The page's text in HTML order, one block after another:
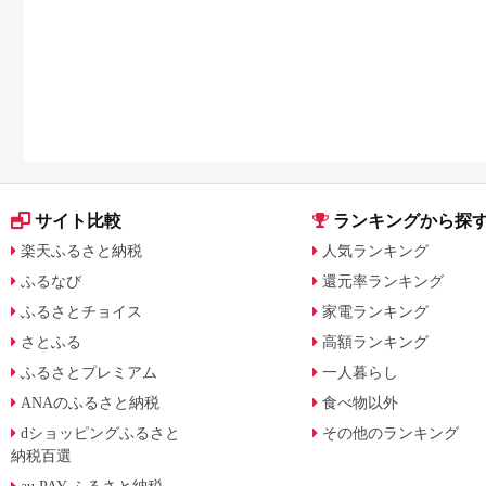
サイト比較
楽天ふるさと納税
ふるなび
ふるさとチョイス
さとふる
ふるさとプレミアム
ANAのふるさと納税
dショッピングふるさと
納税百選
ランキングから探
人気ランキング
還元率ランキング
家電ランキング
高額ランキング
一人暮らし
食べ物以外
その他のランキング